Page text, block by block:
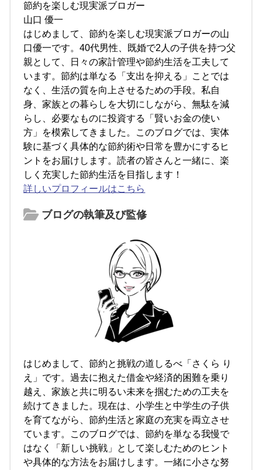
節約を楽しむ現実派ブロガー
山口 優一
はじめまして、節約を楽しむ現実派ブロガーの山
口優一です。40代男性、既婚で2人の子供を持つ父
親として、日々の家計管理や節約生活を工夫して
います。節約は単なる「支出を抑える」ことでは
なく、生活の質を向上させるための手段。私自
身、家族との暮らしを大切にしながら、無駄を減
らし、必要なものに投資する「賢いお金の使い
方」を模索してきました。このブログでは、実体
験に基づく具体的な節約術や日常を豊かにするヒ
ントをお届けします。読者の皆さんと一緒に、楽
しく充実した節約生活を目指します！
詳しいプロフィールはこちら
ブログの執筆及び監修
はじめまして、節約と挑戦の道しるべ「さくら り
え」です。過去に抱えた借金や経済的困難を乗り
越え、家族と共に明るい未来を掴むための工夫を
続けてきました。現在は、小学生と中学生の子供
を育てながら、節約生活と家庭の充実を両立させ
ています。このブログでは、節約を単なる我慢で
はなく「新しい挑戦」として楽しむためのヒント
や具体的な方法をお届けします。一緒に小さな努